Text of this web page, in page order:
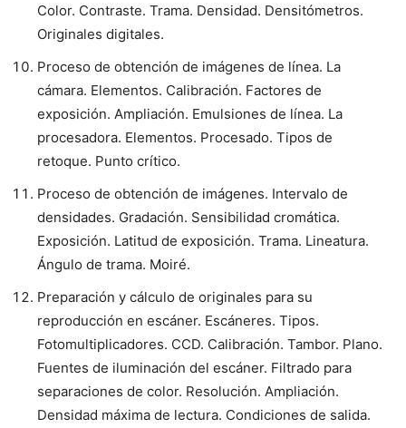
Color. Contraste. Trama. Densidad. Densitómetros.
Originales digitales.
Proceso de obtención de imágenes de línea. La
cámara. Elementos. Calibración. Factores de
exposición. Ampliación. Emulsiones de línea. La
procesadora. Elementos. Procesado. Tipos de
retoque. Punto crítico.
Proceso de obtención de imágenes. Intervalo de
densidades. Gradación. Sensibilidad cromática.
Exposición. Latitud de exposición. Trama. Lineatura.
Ángulo de trama. Moiré.
Preparación y cálculo de originales para su
reproducción en escáner. Escáneres. Tipos.
Fotomultiplicadores. CCD. Calibración. Tambor. Plano.
Fuentes de iluminación del escáner. Filtrado para
separaciones de color. Resolución. Ampliación.
Densidad máxima de lectura. Condiciones de salida.